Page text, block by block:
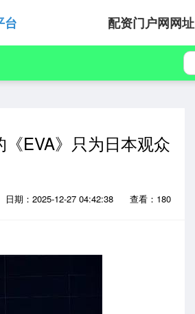
台 配资门户网网址
EVA》只为日本观众
日期：2025-12-27 04:42:38 查看：180